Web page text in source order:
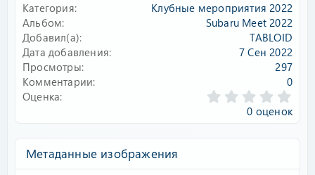
Категория
Клубные мероприятия 2022
Альбом
Subaru Meet 2022
Добавил(а)
TABLOID
Дата добавления
7 Сен 2022
Просмотры
297
Комментарии
0
Оценка
.
0
0 оценок
Метаданные изображения